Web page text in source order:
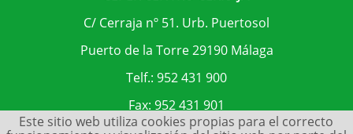
C/ Cerraja nº 51. Urb. Puertosol
Puerto de la Torre 29190 Málaga
Telf.: 952 431 900
Fax: 952 431 901
Este sitio web utiliza cookies propias para el correcto